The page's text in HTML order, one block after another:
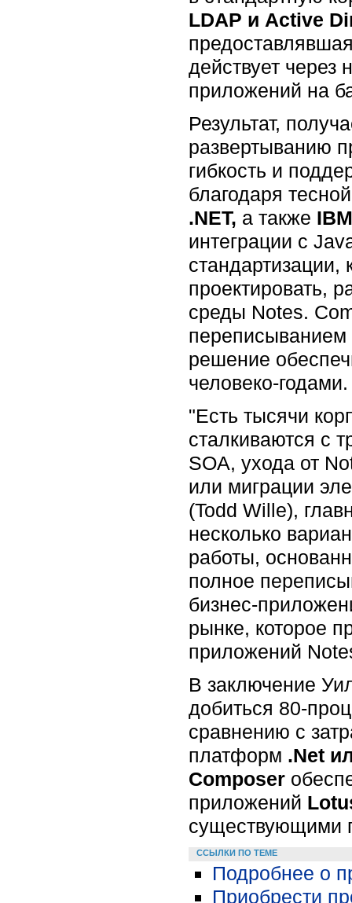
LDAP и Active
действует
приложений на
Результат,
развертыванию
гибкость и
благодаря
.NET, а также
интеграции с
проектировать,
среды Notes.
решение
человеко-годами.
"Есть тысячи
сталкиваются с
SOA, ухода от
или миграции
(Todd Wille),
несколько
работы,
полное
бизнес-
рынке, которое
приложений
В заключение
добиться 80-
сравнению с
платформ .Net
Composer
приложений
существующими
ССЫЛКИ ПО ТЕМЕ
Подробнее о
Приобрести